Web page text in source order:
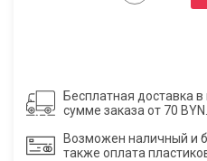
Бесплатная доставка
сумме заказа от 70 BYN.
Возможен наличный и
также оплата